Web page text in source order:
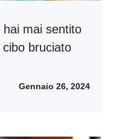
hai mai sentito
bruciato
Gennaio 26, 2024